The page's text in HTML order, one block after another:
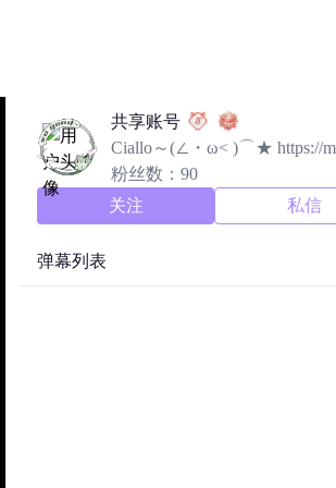
共享账号
Ciallo～(∠・ω< )⌒★ https://
p/
粉丝数：90
关注
私信
弹幕列表